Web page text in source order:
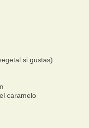
si gustas)
caramelo